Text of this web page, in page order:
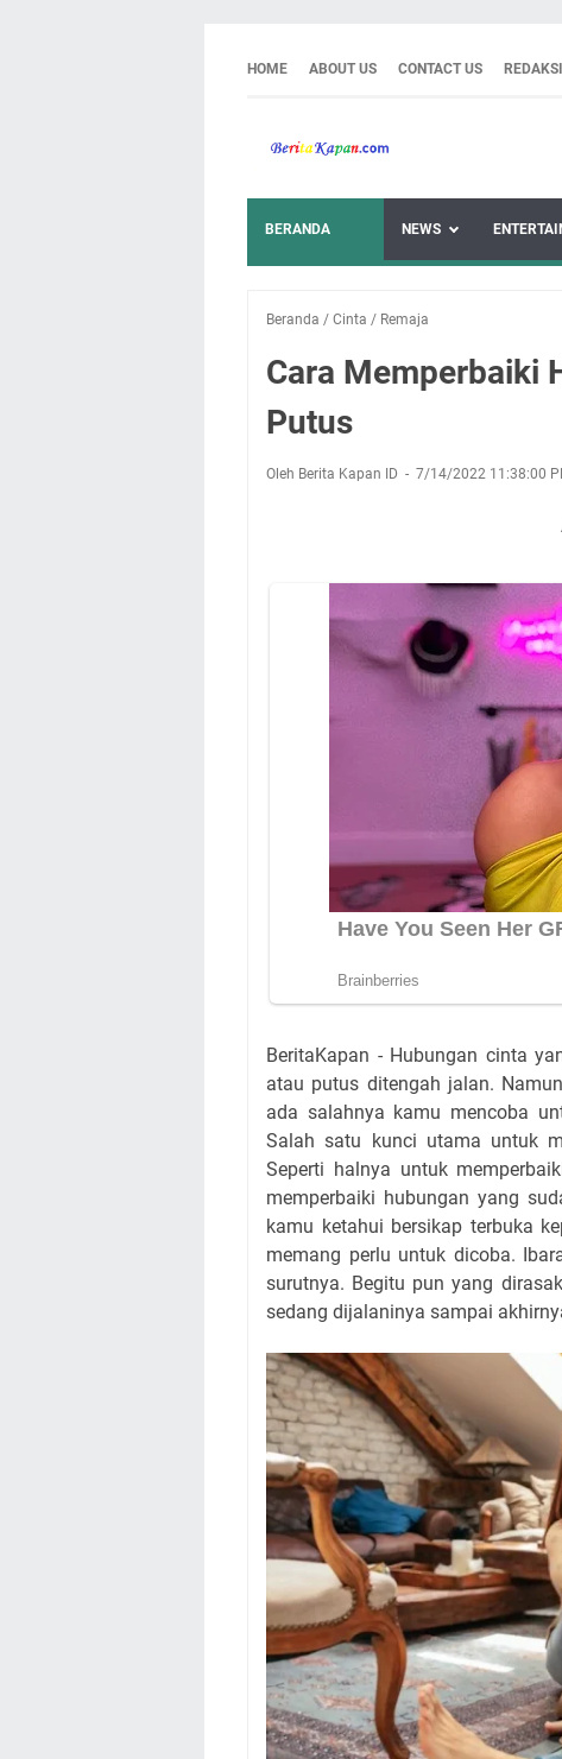
HOME ABOUT US CONTACT US REDAKSI
BERANDA NEWS
Beranda / Cinta / Remaja
Cara Memperbaiki
Putus
Oleh Berita Kapan ID 7/14/2022 11:38:00
BeritaKapan - Hubungan cinta
atau putus ditengah jalan.
ada salahnya kamu mencoba
Salah satu kunci utama untuk
Seperti halnya untuk
memperbaiki hubungan yang
kamu ketahui bersikap terbuka
memang perlu untuk dicoba.
surutnya. Begitu pun yang
sedang dijalaninya sampai